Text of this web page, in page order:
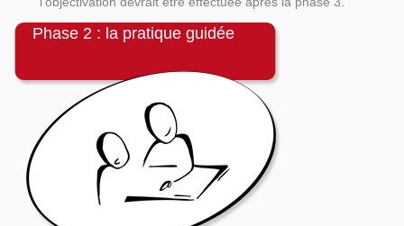
Phase 2 : la pratique guidée